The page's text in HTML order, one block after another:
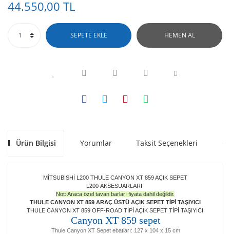
44.550,00 TL
SEPETE EKLE HEMEN AL
Ürün Bilgisi Yorumlar Taksit Seçenekleri
MİTSUBİSHİ L200 THULE CANYON XT 859 AÇIK SEPET
L200 AKSESUARLARI
Not: Araca özel tavan barları fiyata dahil değildir.
THULE CANYON XT 859 ARAÇ ÜSTÜ AÇIK SEPET TİPİ TAŞIYICI
THULE CANYON XT 859 OFF-ROAD TİPİ AÇIK SEPET TİPİ TAŞIYICI
Canyon XT 859 sepet
Thule Canyon XT Sepet ebatları: 127 x 104 x 15 cm